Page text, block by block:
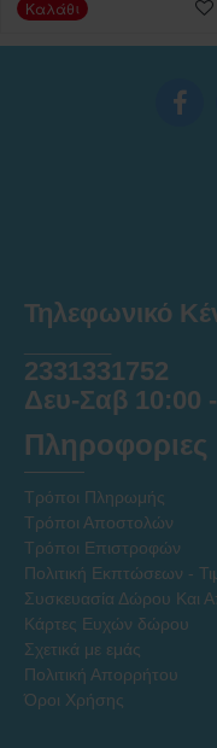
Καλάθι
Τηλεφωνικό
2331331752
Δευ-Σαβ 10:00
Πληροφοριες
Τρόποι Πληρωμής
Τρόποι Αποστολών
Τρόποι Επιστροφών
Πολιτική Εκπτώσεων -
Συσκευασία Δώρου Και
Κάρτες Ευχών δώρου
Σχετικά με εμάς
Πολιτική Απορρήτου
Όροι Χρήσης